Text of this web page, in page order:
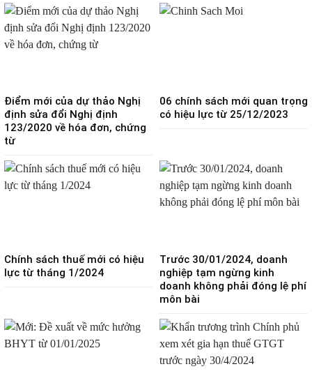
Điểm mới của dự thảo Nghị
định sửa đổi Nghị định
123/2020 về hóa đơn, chứng
từ
06 chính sách mới quan trọng
có hiệu lực từ 25/12/2023
Chính sách thuế mới có hiệu
lực từ tháng 1/2024
Trước 30/01/2024, doanh
nghiệp tạm ngừng kinh
doanh không phải đóng lệ phí
môn bài